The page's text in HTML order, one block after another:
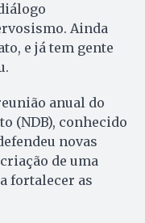
Ainda
e já tem gente
anual do
(NDB), conhecido
novas
de uma
fortalecer as